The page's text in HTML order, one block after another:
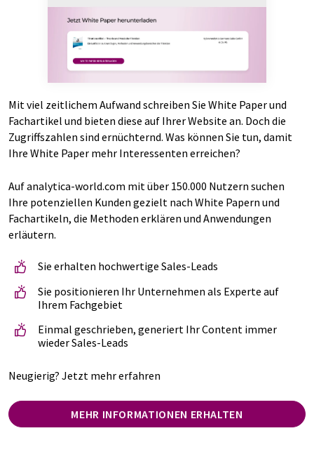
Mit viel zeitlichem Aufwand schreiben Sie White Paper und
Fachartikel und bieten diese auf Ihrer Website an. Doch die
Zugriffszahlen sind ernüchternd. Was können Sie tun, damit
Ihre White Paper mehr Interessenten erreichen?
Auf analytica-world.com mit über 150.000 Nutzern suchen
Ihre potenziellen Kunden gezielt nach White Papern und
Fachartikeln, die Methoden erklären und Anwendungen
erläutern.
Sie erhalten hochwertige Sales-Leads
Sie positionieren Ihr Unternehmen als Experte auf
Ihrem Fachgebiet
Einmal geschrieben, generiert Ihr Content immer
wieder Sales-Leads
Neugierig? Jetzt mehr erfahren
MEHR INFORMATIONEN ERHALTEN